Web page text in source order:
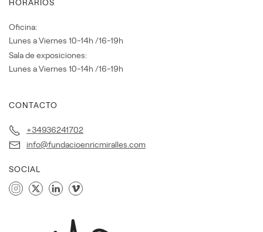
HORARIOS
Oficina:
Lunes a Viernes 10-14h /16-19h
Sala de exposiciones:
Lunes a Viernes 10-14h /16-19h
CONTACTO
+34936241702
info@fundacioenricmiralles.com
SOCIAL